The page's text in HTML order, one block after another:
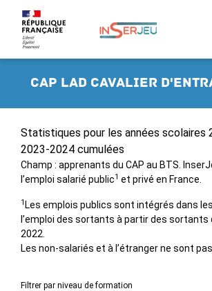
CAP lad cavalier
Statistiques pour les années scolaires
2023-2024 cumulées
Champ : apprenants du CAP au BTS.
l’emploi salarié public1 et privé en France.
1 Les emplois publics sont intégrés dans
l’emploi des sortants à partir des
2022.
Les non-salariés et à l’étranger ne sont
Filtrer par niveau de formation